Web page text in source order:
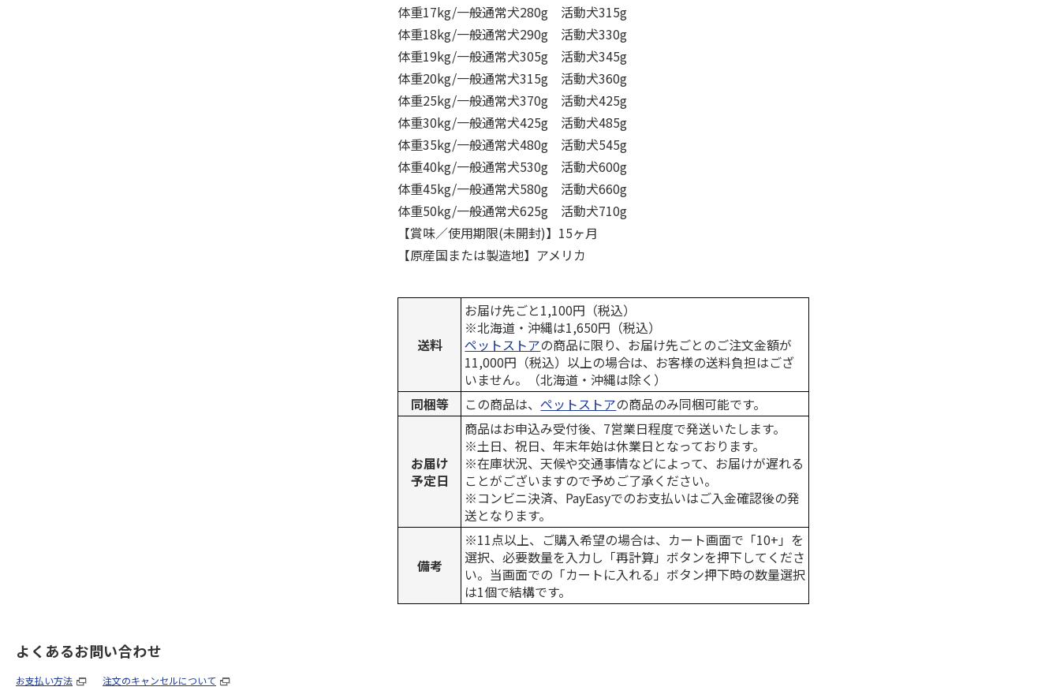
体重17kg/一般通常犬280g 活動犬315g
体重18kg/一般通常犬290g 活動犬330g
体重19kg/一般通常犬305g 活動犬345g
体重20kg/一般通常犬315g 活動犬360g
体重25kg/一般通常犬370g 活動犬425g
体重30kg/一般通常犬425g 活動犬485g
体重35kg/一般通常犬480g 活動犬545g
体重40kg/一般通常犬530g 活動犬600g
体重45kg/一般通常犬580g 活動犬660g
体重50kg/一般通常犬625g 活動犬710g
【賞味／使用期限(未開封)】15ヶ月
【原産国または製造地】アメリカ
送料
お届け先ごと1,100円（税込）
※北海道・沖縄は1,650円（税込）
ペットストアの商品に限り、お届け先ごとのご注文金額が
11,000円（税込）以上の場合は、お客様の送料負担はござ
いません。（北海道・沖縄は除く）
同梱等
この商品は、ペットストアの商品のみ同梱可能です。
お届け
予定日
商品はお申込み受付後、7営業日程度で発送いたします。
※土日、祝日、年末年始は休業日となっております。
※在庫状況、天候や交通事情などによって、お届けが遅れる
ことがございますので予めご了承ください。
※コンビニ決済、PayEasyでのお支払いはご入金確認後の発
送となります。
備考
※11点以上、ご購入希望の場合は、カート画面で「10+」を
選択、必要数量を入力し「再計算」ボタンを押下してくださ
い。当画面での「カートに入れる」ボタン押下時の数量選択
は1個で結構です。
よくあるお問い合わせ
お支払い方法 注文のキャンセルについて